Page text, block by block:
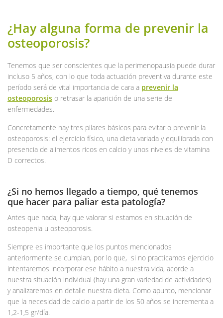
¿Hay alguna forma de prevenir la
osteoporosis?
Tenemos que ser conscientes que la perimenopausia puede durar
incluso 5 años, con lo que toda actuación preventiva durante este
período será de vital importancia de cara a prevenir la
osteoporosis o retrasar la aparición de una serie de
enfermedades.
Concretamente hay tres pilares básicos para evitar o prevenir la
osteoporosis: el ejercicio físico, una dieta variada y equilibrada con
presencia de alimentos ricos en calcio y unos niveles de vitamina
D correctos.
¿Si no hemos llegado a tiempo, qué tenemos
que hacer para paliar esta patología?
Antes que nada, hay que valorar si estamos en situación de
osteopenia u osteoporosis.
Siempre es importante que los puntos mencionados
anteriormente se cumplan, por lo que, si no practicamos ejercicio
intentaremos incorporar ese hábito a nuestra vida, acorde a
nuestra situación individual (hay una gran variedad de actividades)
y analizaremos en detalle nuestra dieta. Como apunto, mencionar
que la necesidad de calcio a partir de los 50 años se incrementa a
1,2-1,5 gr/día.